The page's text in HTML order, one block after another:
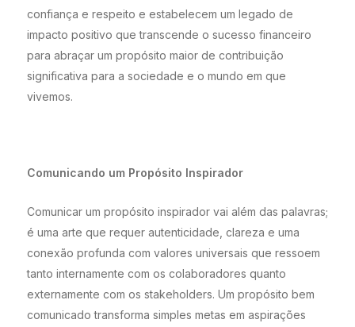
confiança e respeito e estabelecem um legado de
impacto positivo que transcende o sucesso financeiro
para abraçar um propósito maior de contribuição
significativa para a sociedade e o mundo em que
vivemos.
Comunicando um Propósito Inspirador
Comunicar um propósito inspirador vai além das palavras;
é uma arte que requer autenticidade, clareza e uma
conexão profunda com valores universais que ressoem
tanto internamente com os colaboradores quanto
externamente com os stakeholders. Um propósito bem
comunicado transforma simples metas em aspirações